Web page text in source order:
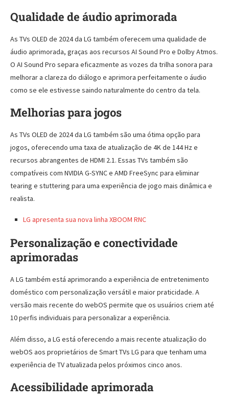
Qualidade de áudio aprimorada
As TVs OLED de 2024 da LG também oferecem uma qualidade de
áudio aprimorada, graças aos recursos AI Sound Pro e Dolby Atmos.
O AI Sound Pro separa eficazmente as vozes da trilha sonora para
melhorar a clareza do diálogo e aprimora perfeitamente o áudio
como se ele estivesse saindo naturalmente do centro da tela.
Melhorias para jogos
As TVs OLED de 2024 da LG também são uma ótima opção para
jogos, oferecendo uma taxa de atualização de 4K de 144 Hz e
recursos abrangentes de HDMI 2.1. Essas TVs também são
compatíveis com NVIDIA G-SYNC e AMD FreeSync para eliminar
tearing e stuttering para uma experiência de jogo mais dinâmica e
realista.
LG apresenta sua nova linha XBOOM RNC
Personalização e conectividade
aprimoradas
A LG também está aprimorando a experiência de entretenimento
doméstico com personalização versátil e maior praticidade. A
versão mais recente do webOS permite que os usuários criem até
10 perfis individuais para personalizar a experiência.
Além disso, a LG está oferecendo a mais recente atualização do
webOS aos proprietários de Smart TVs LG para que tenham uma
experiência de TV atualizada pelos próximos cinco anos.
Acessibilidade aprimorada